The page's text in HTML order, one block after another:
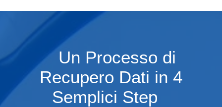
Un Processo di
Recupero Dati in 4
Semplici Step